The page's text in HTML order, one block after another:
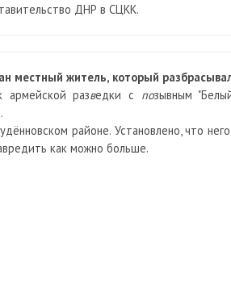
ДНР в СЦКК.
местный житель, который
армейской разведки с позывным
районе. Установлено, что
как можно больше.